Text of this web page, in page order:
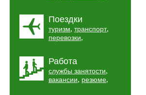
Поездки
туризм, транспорт,
перевозки,
Работа
службы занятости,
вакансии, резюме,